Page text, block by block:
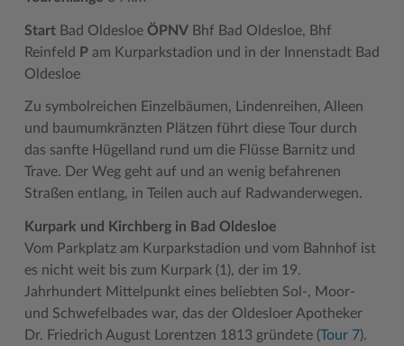
Kfz-Zulassung
Lebenslagen
Leistungen
Lexikon
Publikationen
Wo Sie uns finden
Wunsch-Kennzeichen ↗
Zuständigkeitsfinder SH ↗
Hitzeschutz
Kreistag Sitzungskalender
Lokales Wetter
Newsletter
Pressemeldungen
Social Media
Stellenangebote
Stormarninfo
Kreistag und Ausschüsse
Kreisverwaltung
Landrat
Sonderbereiche
Stabsbereiche
Städte und Gemeinden
Wahlen im Kreis
Wappen und Geschichte
Praktika und FSJ
Wen wir suchen
Projekt e-Gewerbe
Wirtschafts- und Aufbaugesellschaft Stormarn
Zahlen, Daten, Fakten
Museen
Radwandern
Storchenhorste
Lieblingsplätze in der Metropolregion
Termine und Veranstaltungen
Tourismus
Umlandscout Hamburg
Vereine und Gruppen
StartBad Oldesloe ÖPNVBhf Bad Oldesloe, Bhf
Reinfeld
Pam Kurparkstadion und in der Innenstadt Bad
Oldesloe
Zu symbolreichen Einzelbäumen, Lindenreihen, Alleen
und baumumkränzten Plätzen führt diese Tour durch
das sanfte Hügelland rund um die Flüsse Barnitz und
Trave. Der Weg geht auf und an wenig befahrenen
Straßen entlang, in Teilen auch auf Radwanderwegen.
Kurpark und Kirchberg in Bad Oldesloe
Vom Parkplatz am Kurparkstadion und vom Bahnhof ist
es nicht weit bis zum Kurpark (1), der im 19.
Jahrhundert Mittelpunkt eines beliebten Sol-, Moor-
und Schwefelbades war, das der Oldesloer Apotheker
Dr. Friedrich August Lorentzen 1813 gründete (Tour 7).